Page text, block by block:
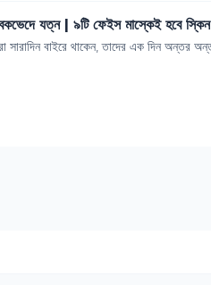
যত্ন | ৯টি ফেইস মাস্কেই হবে স্কিন
সারাদিন বাইরে থাকেন, তাদের এক দিন অন্তর